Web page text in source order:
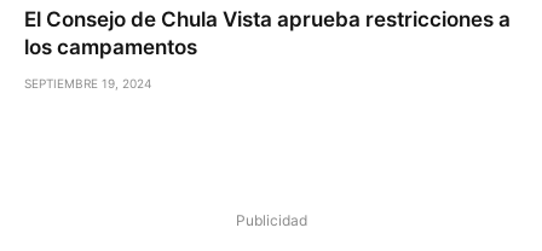
El Consejo de Chula Vista aprueba restricciones a
los campamentos
SEPTIEMBRE 19, 2024
Publicidad